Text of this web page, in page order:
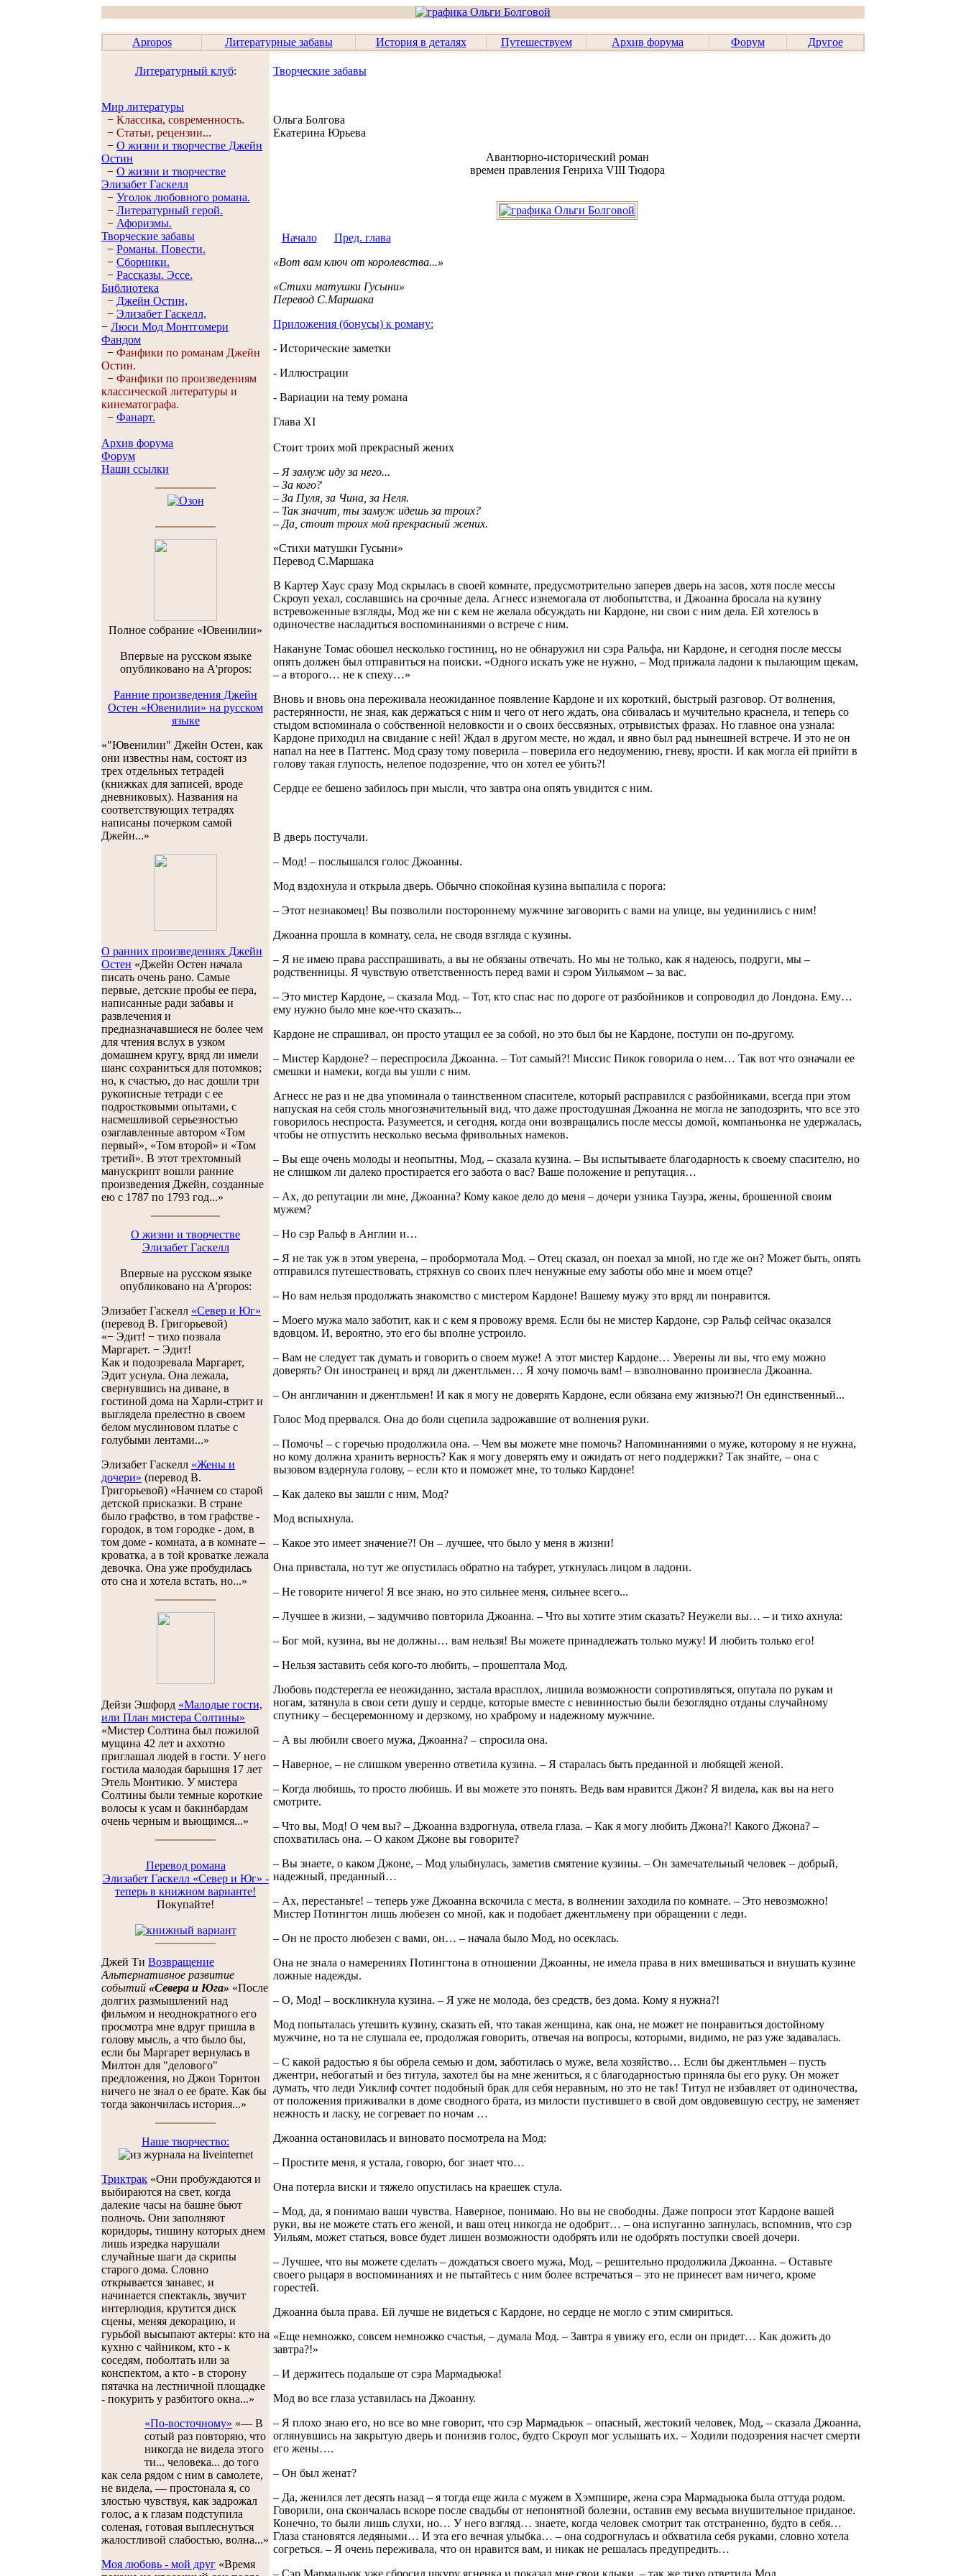
Apropos Литературные забавы История в деталях Путешествуем Архив форума Форум Другое
Литературный клуб:
Мир литературы
− Классика, современность.
− Статьи, рецензии...
− О жизни и творчестве Джейн
Остин
− О жизни и творчестве
Элизабет Гaскелл
− Уголок любовного романа.
− Литературный герой.
− Афоризмы.
Творческие забавы
− Романы. Повести.
− Сборники.
− Рассказы. Эссe.
Библиотека
− Джейн Остин,
− Элизабет Гaскелл,
− Люси Мод Монтгомери
Фандом
− Фанфики по романам Джейн
Остин.
− Фанфики по произведениям
классической литературы и
кинематографа.
− Фанарт.
Архив форума
Форум
Наши ссылки
Полноe собраниe «Ювенилии»
Впервые на русском языке
опубликовано на A'propos:
Ранние произведения Джейн
Остен «Ювенилии» на русском
языке
«"Ювенилии" Джейн Остен, как
они известны нам, состоят из
трех отдельных тетрадей
(книжках для записей, вроде
дневниковых). Названия на
соответствующих тетрадях
написаны почерком самой
Джейн...»
О ранних произведениях Джейн
Остен «Джейн Остен начала
писать очень рано. Самые
первые, детские пробы ее пера,
написанные ради забавы и
развлечения и
предназначавшиеся не более чем
для чтения вслух в узком
домашнем кругу, вряд ли имели
шанс сохраниться для потомков;
но, к счастью, до нас дошли три
рукописные тетради с ее
подростковыми опытами, с
насмешливой серьезностью
озаглавленные автором «Том
первый», «Том второй» и «Том
третий». В этот трехтомный
манускрипт вошли ранние
произведения Джейн, созданные
ею с 1787 по 1793 год...»
О жизни и творчестве
Элизабет Гаскелл
Впервые на русском языке
опубликовано на A'propos:
Элизабет Гаскелл «Север и Юг»
(перевод В. Григорьевой)
«− Эдит! − тихо позвала
Маргарет. − Эдит!
Как и подозревала Маргарет,
Эдит уснула. Она лежала,
свернувшись на диване, в
гостиной дома на Харли-стрит и
выглядела прелестно в своем
белом муслиновом платье с
голубыми лентами...»
Элизабет Гаскелл «Жены и
дочери» (перевод В.
Григорьевой) «Начнем со старой
детской присказки. В стране
было графство, в том графстве -
городок, в том городке - дом, в
том доме - комната, а в комнате –
кроватка, а в той кроватке лежала
девочка. Она уже пробудилась
ото сна и хотела встать, но...»
Дейзи Эшфорд «Малодые гости,
или План мистера Солтины»
«Мистер Солтина был пожилой
мущина 42 лет и аххотно
приглашал людей в гости. У него
гостила малодая барышня 17 лет
Этель Монтикю. У мистера
Солтины были темные короткие
волосы к усам и бакинбардам
очень черным и вьющимся...»
Перевод романа
Элизабет Гаскелл «Север и Юг» -
теперь в книжном варианте!
Покупайте!
Джей Ти Возвращение
Альтернативное развитие
событий «Севера и Юга» «После
долгих размышлений над
фильмом и неоднократного его
просмотра мне вдруг пришла в
голову мысль, а что было бы,
если бы Маргарет вернулась в
Милтон для "делового"
предложения, но Джон Торнтон
ничего не знал о ее брате. Как бы
тогда закончилась история...»
Наше творчество:
Триктрак «Они пробуждаются и
выбираются на свет, когда
далекие часы на башне бьют
полночь. Они заполняют
коридоры, тишину которых днем
лишь изредка нарушали
случайные шаги да скрипы
старого дома. Словно
открывается занавес, и
начинается спектакль, звучит
интерлюдия, крутится диск
сцены, меняя декорацию, и
гурьбой высыпают актеры: кто на
кухню с чайником, кто - к
соседям, поболтать или за
конспектом, а кто - в сторону
пятачка на лестничной площадке
- покурить у разбитого окна...»
«По-восточному» «— В
сотый раз повторяю, что
никогда не видела этого
ти... человека... до того
как села рядом с ним в самолете,
не видела, — простонала я, со
злостью чувствуя, как задрожал
голос, а к глазам подступила
соленая, готовая выплеснуться
жалостливой слабостью, волна...»
Моя любовь - мой друг «Время
Творческие забавы
Ольга Болгова
Екатерина Юрьева
Авантюрно-исторический роман
времен правления Генриха VIII Тюдора
Начало
Пред. глава
«Вот вам ключ от королевства...»
«Стихи матушки Гусыни»
Перевод С.Маршака
Приложения (бонусы) к роману:
- Исторические заметки
- Иллюстрации
- Вариации на тему романа
Глава XI
Стоит троих мой прекрасный жених
– Я замуж иду за него...
– За кого?
– За Пуля, за Чина, за Неля.
– Так значит, ты замуж идешь за троих?
– Да, стоит троих мой прекрасный жених.
«Стихи матушки Гусыни»
Перевод С.Маршака
В Картер Хаус сразу Мод скрылась в своей комнате, предусмотрительно заперев дверь на засов, хотя после мессы
Скроуп уехал, сославшись на срочные дела. Агнесс изнемогала от любопытства, и Джоанна бросала на кузину
встревоженные взгляды, Мод же ни с кем не желала обсуждать ни Кардоне, ни свои с ним дела. Ей хотелось в
одиночестве насладиться воспоминаниями о встрече с ним.
Накануне Томас обошел несколько гостиниц, но не обнаружил ни сэра Ральфа, ни Кардоне, и сегодня после мессы
опять должен был отправиться на поиски. «Одного искать уже не нужно, – Мод прижала ладони к пылающим щекам,
– а второго… не к спеху…»
Вновь и вновь она переживала неожиданное появление Кардоне и их короткий, быстрый разговор. От волнения,
растерянности, не зная, как держаться с ним и чего от него ждать, она сбивалась и мучительно краснела, и теперь со
стыдом вспоминала о собственной неловкости и о своих бессвязных, отрывистых фразах. Но главное она узнала:
Кардоне приходил на свидание с ней! Ждал в другом месте, но ждал, и явно был рад нынешней встрече. И это не он
напал на нее в Паттенс. Мод сразу тому поверила – поверила его недоумению, гневу, ярости. И как могла ей прийти в
голову такая глупость, нелепое подозрение, что он хотел ее убить?!
Сердце ее бешено забилось при мысли, что завтра она опять увидится с ним.
В дверь постучали.
– Мод! – послышался голос Джоанны.
Мод вздохнула и открыла дверь. Обычно спокойная кузина выпалила с порога:
– Этот незнакомец! Вы позволили постороннему мужчине заговорить с вами на улице, вы уединились с ним!
Джоанна прошла в комнату, села, не сводя взгляда с кузины.
– Я не имею права расспрашивать, а вы не обязаны отвечать. Но мы не только, как я надеюсь, подруги, мы –
родственницы. Я чувствую ответственность перед вами и сэром Уильямом – за вас.
– Это мистер Кардоне, – сказала Мод. – Тот, кто спас нас по дороге от разбойников и сопроводил до Лондона. Ему…
ему нужно было мне кое-что сказать...
Кардоне не спрашивал, он просто утащил ее за собой, но это был бы не Кардоне, поступи он по-другому.
– Мистер Кардоне? – переспросила Джоанна. – Тот самый?! Миссис Пикок говорила о нем… Так вот что означали ее
смешки и намеки, когда вы ушли с ним.
Агнесс не раз и не два упоминала о таинственном спасителе, который расправился с разбойниками, всегда при этом
напуская на себя столь многозначительный вид, что даже простодушная Джоанна не могла не заподозрить, что все это
говорилось неспроста. Разумеется, и сегодня, когда они возвращались после мессы домой, компаньонка не удержалась,
чтобы не отпустить несколько весьма фривольных намеков.
– Вы еще очень молоды и неопытны, Мод, – сказала кузина. – Вы испытываете благодарность к своему спасителю, но
не слишком ли далеко простирается его забота о вас? Ваше положение и репутация…
– Ах, до репутации ли мне, Джоанна? Кому какое дело до меня – дочери узника Тауэра, жены, брошенной своим
мужем?
– Но сэр Ральф в Англии и…
– Я не так уж в этом уверена, – пробормотала Мод. – Отец сказал, он поехал за мной, но где же он? Может быть, опять
отправился путешествовать, стряхнув со своих плеч ненужные ему заботы обо мне и моем отце?
– Но вам нельзя продолжать знакомство с мистером Кардоне! Вашему мужу это вряд ли понравится.
– Моего мужа мало заботит, как и с кем я провожу время. Если бы не мистер Кардоне, сэр Ральф сейчас оказался
вдовцом. И, вероятно, это его бы вполне устроило.
– Вам не следует так думать и говорить о своем муже! А этот мистер Кардоне… Уверены ли вы, что ему можно
доверять? Он иностранец и вряд ли джентльмен… Я хочу помочь вам! – взволнованно произнесла Джоанна.
– Он англичанин и джентльмен! И как я могу не доверять Кардоне, если обязана ему жизнью?! Он единственный...
Голос Мод прервался. Она до боли сцепила задрожавшие от волнения руки.
– Помочь! – с горечью продолжила она. – Чем вы можете мне помочь? Напоминаниями о муже, которому я не нужна,
но кому должна хранить верность? Как я могу доверять ему и ожидать от него поддержки? Так знайте, – она с
вызовом вздернула голову, – если кто и поможет мне, то только Кардоне!
– Как далеко вы зашли с ним, Мод?
Мод вспыхнула.
– Какое это имеет значение?! Он – лучшее, что было у меня в жизни!
Она привстала, но тут же опустилась обратно на табурет, уткнулась лицом в ладони.
– Не говорите ничего! Я все знаю, но это сильнее меня, сильнее всего...
– Лучшее в жизни, – задумчиво повторила Джоанна. – Что вы хотите этим сказать? Неужели вы… – и тихо ахнула:
– Бог мой, кузина, вы не должны… вам нельзя! Вы можете принадлежать только мужу! И любить только его!
– Нельзя заставить себя кого-то любить, – прошептала Мод.
Любовь подстерегла ее неожиданно, застала врасплох, лишила возможности сопротивляться, опутала по рукам и
ногам, затянула в свои сети душу и сердце, которые вместе с невинностью были безоглядно отданы случайному
спутнику – бесцеремонному и дерзкому, но храброму и надежному мужчине.
– А вы любили своего мужа, Джоанна? – спросила она.
– Наверное, – не слишком уверенно ответила кузина. – Я старалась быть преданной и любящей женой.
– Когда любишь, то просто любишь. И вы можете это понять. Ведь вам нравится Джон? Я видела, как вы на него
смотрите.
– Что вы, Мод! О чем вы? – Джоанна вздрогнула, отвела глаза. – Как я могу любить Джона?! Какого Джона? –
спохватилась она. – О каком Джоне вы говорите?
– Вы знаете, о каком Джоне, – Мод улыбнулась, заметив смятение кузины. – Он замечательный человек – добрый,
надежный, преданный…
– Ах, перестаньте! – теперь уже Джоанна вскочила с места, в волнении заходила по комнате. – Это невозможно!
Мистер Потингтон лишь любезен со мной, как и подобает джентльмену при обращении с леди.
– Он не просто любезен с вами, он… – начала было Мод, но осеклась.
Она не знала о намерениях Потингтона в отношении Джоанны, не имела права в них вмешиваться и внушать кузине
ложные надежды.
– О, Мод! – воскликнула кузина. – Я уже не молода, без средств, без дома. Кому я нужна?!
Мод попыталась утешить кузину, сказать ей, что такая женщина, как она, не может не понравиться достойному
мужчине, но та не слушала ее, продолжая говорить, отвечая на вопросы, которыми, видимо, не раз уже задавалась.
– С какой радостью я бы обрела семью и дом, заботилась о муже, вела хозяйство… Если бы джентльмен – пусть
джентри, небогатый и без титула, захотел бы на мне жениться, я с благодарностью приняла бы его руку. Он может
думать, что леди Уиклиф сочтет подобный брак для себя неравным, но это не так! Титул не избавляет от одиночества,
от положения приживалки в доме сводного брата, из милости пустившего в свой дом овдовевшую сестру, не заменяет
нежность и ласку, не согревает по ночам …
Джоанна остановилась и виновато посмотрела на Мод:
– Простите меня, я устала, говорю, бог знает что…
Она потерла виски и тяжело опустилась на краешек стула.
– Мод, да, я понимаю ваши чувства. Наверное, понимаю. Но вы не свободны. Даже попроси этот Кардоне вашей
руки, вы не можете стать его женой, и ваш отец никогда не одобрит… – она испуганно запнулась, вспомнив, что сэр
Уильям, может статься, вовсе будет лишен возможности одобрять или не одобрять поступки своей дочери.
– Лучшее, что вы можете сделать – дождаться своего мужа, Мод, – решительно продолжила Джоанна. – Оставьте
своего рыцаря в воспоминаниях и не пытайтесь с ним более встречаться – это не принесет вам ничего, кроме
горестей.
Джоанна была права. Ей лучше не видеться с Кардоне, но сердце не могло с этим смириться.
«Еще немножко, совсем немножко счастья, – думала Мод. – Завтра я увижу его, если он придет… Как дожить до
завтра?!»
– И держитесь подальше от сэра Мармадьюка!
Мод во все глаза уставилась на Джоанну.
– Я плохо знаю его, но все во мне говорит, что сэр Мармадьюк – опасный, жестокий человек, Мод, – сказала Джоанна,
оглянувшись на закрытую дверь и понизив голос, будто Скроуп мог услышать их. – Ходили подозрения насчет смерти
его жены….
– Он был женат?
– Да, женился лет десять назад – я тогда еще жила с мужем в Хэмпшире, жена сэра Мармадьюка была оттуда родом.
Говорили, она скончалась вскоре после свадьбы от непонятной болезни, оставив ему весьма внушительное приданое.
Конечно, то были лишь слухи, но… У него взгляд… знаете, когда человек смотрит так отстраненно, будто в себя…
Глаза становятся ледяными… И эта его вечная улыбка… – она содрогнулась и обхватила себя руками, словно хотела
согреться. – Я очень переживала, что он нравится вам, и никак не решалась предупредить…
– Сэр Мармадьюк уже сбросил шкуру ягненка и показал мне свои клыки, – так же тихо ответила Мод.